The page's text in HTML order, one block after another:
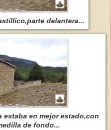
delantera...
estaba en mejor estado,con
de fondo...